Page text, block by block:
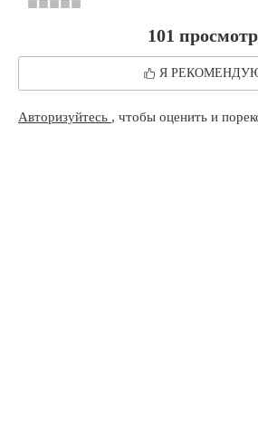
101 просмотр
Я
Авторизуйтесь , чтобы оценить и